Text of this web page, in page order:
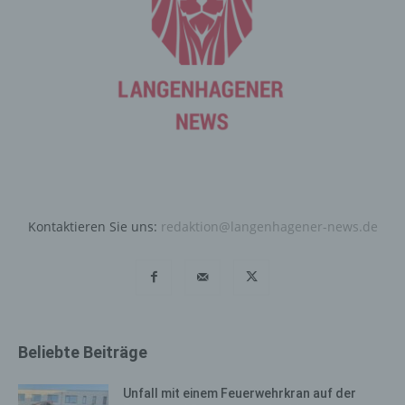
Kontaktieren Sie uns: redaktion@langenhagener-news.de
Beliebte Beiträge
Unfall mit einem Feuerwehrkran auf der
Benutzers optimiert werden. Cookies ermöglichen uns,
wie bereits erwähnt, die Benutzer unserer Internetseite
wiederzuerkennen. Zweck dieser Wiedererkennung ist
zu erleichtern. Der Benutzer einer Internetseite, die
Cookies verwendet, muss beispielsweise nicht bei jedem
Besuch der Internetseite erneut seine Zugangsdaten
merkt sich die Artikel, die ein Kunde in den virtuellen
Die betroffene Person kann die Setzung von Cookies
Internetbrowsers verhindern und damit der Setzung von
Cookies dauerhaft widersprechen. Ferner können
bereits gesetzte Cookies jederzeit über einen
Internetbrowser oder andere Softwareprogramme